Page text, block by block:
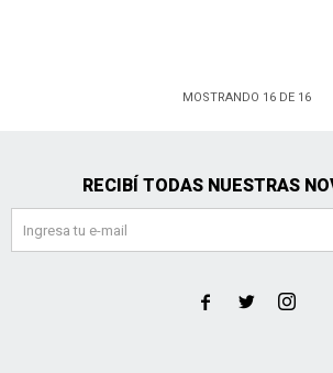
MOSTRANDO 16DE 16
RECIBÍ TODAS NUESTRAS
  